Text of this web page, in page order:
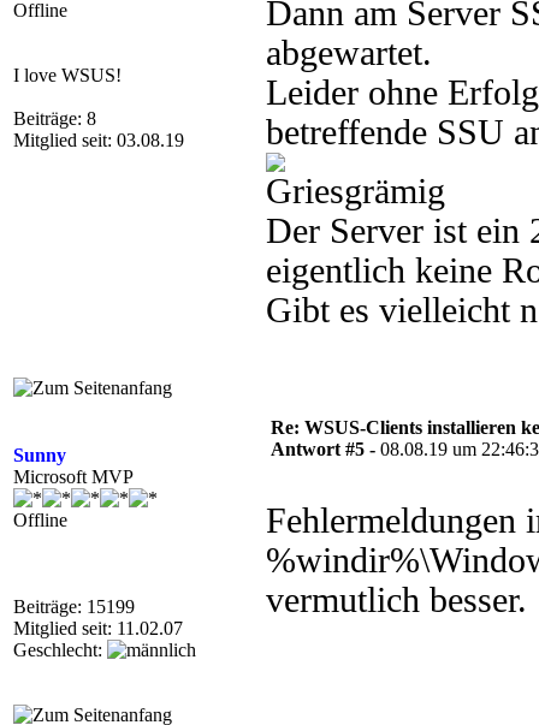
Offline
I love WSUS!
Beiträge: 8
Mitglied seit: 03.08.19
Dann am Server
abgewartet.
Leider ohne
betreffende SSU
Der Server ist ein
eigentlich keine
Gibt es vielleicht
Sunny
Microsoft MVP
Offline
Beiträge: 15199
Mitglied seit: 11.02.07
Geschlecht:
Re: WSUS-Clients installieren
Antwort #5 - 08.08.19 um
Fehlermeldungen
vermutlich besser.